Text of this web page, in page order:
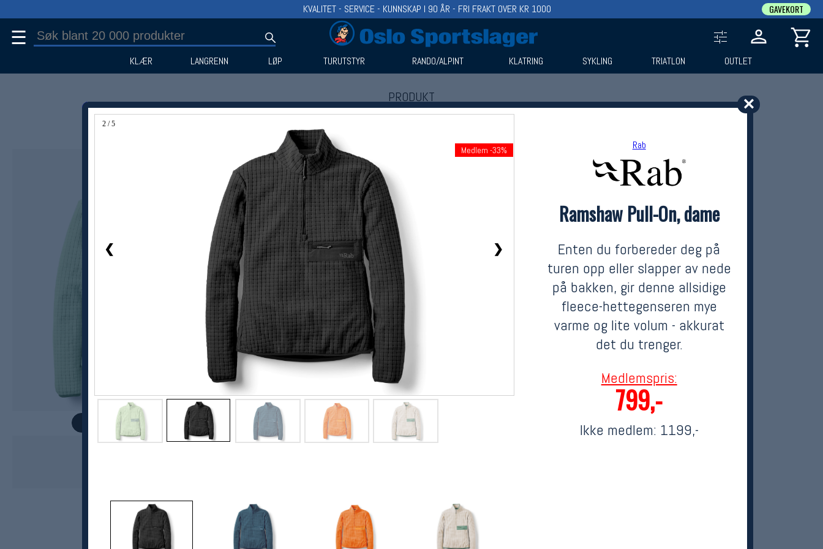
✕
2 / 5
❮ ❯
Medlem -33% Rab
Ramshaw Pull-On, dame
Enten du forbereder deg på
turen opp eller slapper av nede
på bakken, gir denne allsidige
fleece-hettegenseren mye
varme og lite volum - akkurat
det du trenger.
Medlemspris:
799,-
Ikke medlem: 1199,-
KVALITET - SERVICE - KUNNSKAP I 90 ÅR - FRI FRAKT OVER KR 1000 GAVEKORT
☰
KLÆR LANGRENN LØP TURUTSTYR RANDO/ALPINT KLATRING SYKLING TRIATLON OUTLET
PRODUKT
Produkter (1)
Medlem -33%
Rab